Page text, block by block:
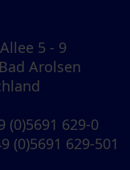
5 - 9
Arolsen
(0)5691 629-0
(0)5691 629-501